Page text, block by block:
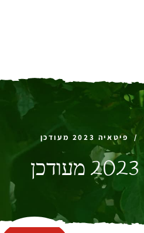
/ פיטאיה 2023 מעודכן